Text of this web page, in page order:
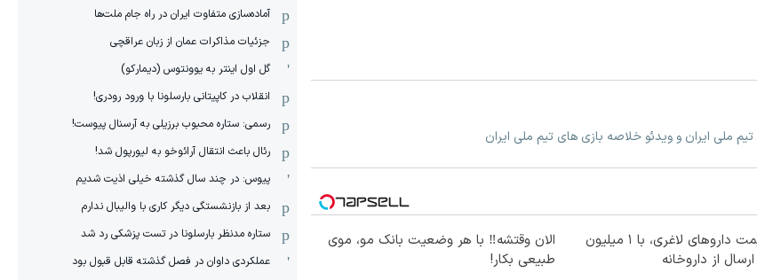
ملی ایران و ویدئو خلاصه بازی های تیم ملی ایران
بهترین قیمت داروهای لاغری، با ۱ میلیون
از داروخانه‌
الان وقتشه‼️ با هر وضعیت بانک مو، موی
طبیعی بکار!
آماده‌سازی متفاوت ایران در راه جام ملت‌ها
جزئیات مذاکرات عمان از زبان عراقچی
گل اول اینتر به یوونتوس (دیمارکو)
انقلاب در کاپیتانی بارسلونا با ورود رودری!
رسمی: ستاره محبوب برزیلی به آرسنال پیوست!
رئال باعث انتقال آرائوخو به لیورپول شد!
پیوس: در چند سال گذشته خیلی اذیت شدیم
بعد از بازنشستگی دیگر کاری با والیبال ندارم
ستاره مدنظر بارسلونا در تست پزشکی رد شد
عملکردی داوان در فصل گذشته قابل قبول بود